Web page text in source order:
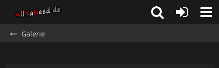
Galerie